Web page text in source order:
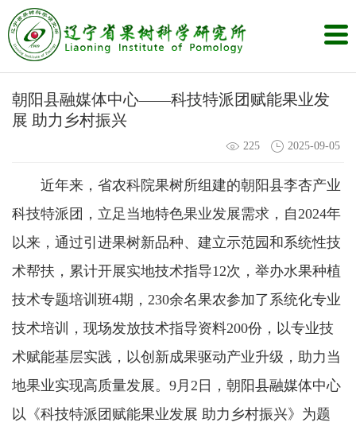
朝阳县融媒体中心——科技特派团赋能果业发
展 助力乡村振兴
225 2025-09-05
近年来，省农科院果树所组建的朝阳县李杏产业
科技特派团，立足当地特色果业发展需求，自2024年
以来，通过引进果树新品种、建立示范园和系统性技
术帮扶，累计开展实地技术指导12次，举办水果种植
技术专题培训班4期，230余名果农参加了系统化专业
技术培训，现场发放技术指导资料200份，以专业技
术赋能基层实践，以创新成果驱动产业升级，助力当
地果业实现高质量发展。9月2日，朝阳县融媒体中心
以《科技特派团赋能果业发展 助力乡村振兴》为题